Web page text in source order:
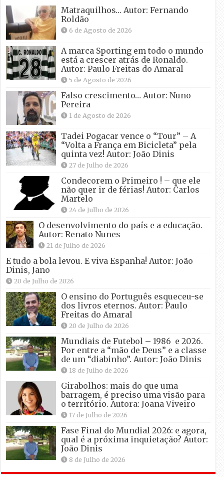
Matraquilhos… Autor: Fernando
Roldão
6 de Agosto de 2026
A marca Sporting em todo o mundo
está a crescer atrás de Ronaldo.
Autor: Paulo Freitas do Amaral
5 de Agosto de 2026
Falso crescimento… Autor: Nuno
Pereira
1 de Agosto de 2026
Tadei Pogacar vence o “Tour” – A
“Volta a França em Bicicleta” pela
quinta vez! Autor: João Dinis
27 de Julho de 2026
Condecorem o Primeiro ! – que ele
não quer ir de férias! Autor: Carlos
Martelo
24 de Julho de 2026
O desenvolvimento do país e a educação.
Autor: Renato Nunes
21 de Julho de 2026
E tudo a bola levou. E viva Espanha! Autor: João
Dinis, Jano
20 de Julho de 2026
O ensino do Português esqueceu-se
dos livros eternos. Autor: Paulo
Freitas do Amaral
20 de Julho de 2026
Mundiais de Futebol – 1986 e 2026.
Por entre a “mão de Deus” e a classe
de um “diabinho”. Autor: João Dinis
18 de Julho de 2026
Girabolhos: mais do que uma
barragem, é preciso uma visão para
o território. Autora: Joana Viveiro
17 de Julho de 2026
Fase Final do Mundial 2026: e agora,
qual é a próxima inquietação? Autor:
João Dinis
8 de Julho de 2026